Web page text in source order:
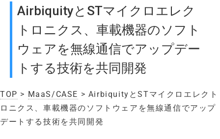
AirbiquityとSTマイクロエレク
トロニクス、車載機器のソフト
ウェアを無線通信でアップデー
トする技術を共同開発
TOP > MaaS/CASE > AirbiquityとSTマイクロエレクト
ロニクス、車載機器のソフトウェアを無線通信でアップ
デートする技術を共同開発